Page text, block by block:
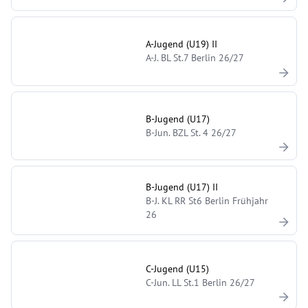
A-Jugend (U19) II
A-J. BL St.7 Berlin 26/27
B-Jugend (U17)
B-Jun. BZL St. 4 26/27
B-Jugend (U17) II
B-J. KL RR St6 Berlin Frühjahr
26
C-Jugend (U15)
C-Jun. LL St.1 Berlin 26/27